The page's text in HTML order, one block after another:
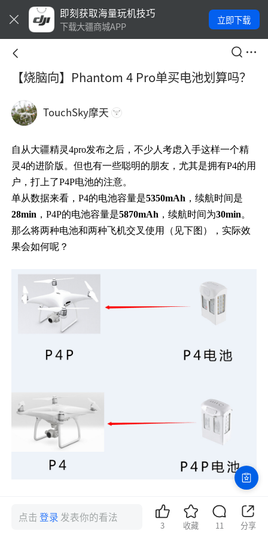
即刻获取海量玩机技巧
下载大疆商城APP
立即下载
【烧脑向】Phantom 4 Pro单买电池划算吗？
TouchSky摩天
自从大疆精灵4pro发布之后，不少人考虑入手这样一个精
灵4的进阶版。但也有一些聪明的朋友，尤其是拥有P4的用
户，打上了P4P电池的注意。
单从数据来看，P4的电池容量是5350mAh ，续航时间是
28min ，P4P的电池容量是5870mAh ，续航时间为30min。
那么将两种电池和两种飞机交叉使用（见下图），实际效
果会如何呢？
相比于P4电池，P4P电池电量多了520mAh（520哦~），理
点击登录 发表你的看法
3 收藏 11 分享